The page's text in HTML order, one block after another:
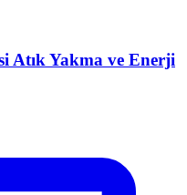
Atık Yakma ve Enerji